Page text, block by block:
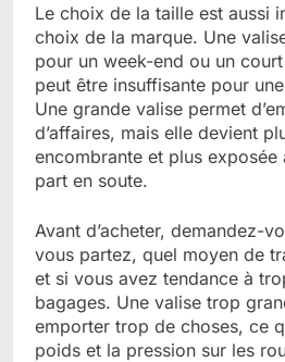
Le choix de la taille est aussi
choix de la marque. Une
pour un week-end ou un
peut être insuffisante pour
Une grande valise permet
d’affaires, mais elle devient
encombrante et plus exposée
part en soute.
Avant d’acheter, demandez-
vous partez, quel moyen de
et si vous avez tendance à
bagages. Une valise trop
emporter trop de choses, ce
poids et la pression sur les